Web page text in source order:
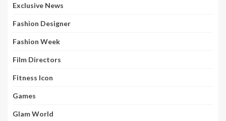
Exclusive News
Fashion Designer
Fashion Week
Film Directors
Fitness Icon
Games
Glam World